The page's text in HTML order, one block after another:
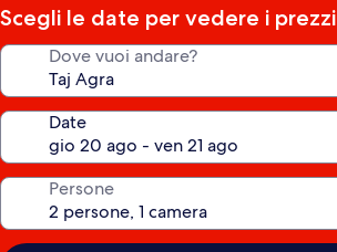
Scegli le date per vedere i prezzi
Dove vuoi andare?
Date
Persone